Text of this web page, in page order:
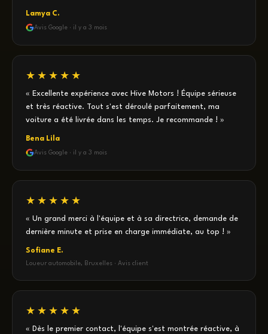
Lamya C.
Avis Google · il y a 3 mois
★★★★★
« Excellente expérience avec Hive Motors ! Équipe sérieuse
et très réactive. Tout s'est déroulé parfaitement, ma
voiture a été livrée dans les temps. Je recommande ! »
Bena Lila
Avis Google · il y a 3 mois
★★★★★
« Un grand merci à l'équipe et à sa directrice, demande de
dernière minute et prise en charge immédiate, au top ! »
Sofiane E.
Loueur automobile, Bruxelles · Avis client
★★★★★
« Dès le premier contact, l'équipe s'est montrée réactive, à